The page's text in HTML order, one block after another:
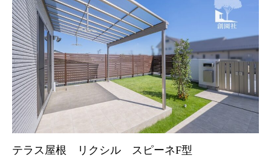
テラス屋根 リクシル スピーネF型